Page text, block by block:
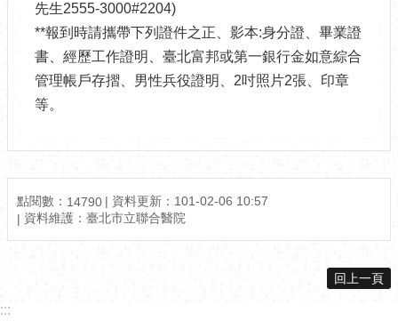
先生2555-3000#2204)
**報到時請攜帶下列證件之正、影本:身分證、畢業證
書、經歷工作證明、臺北富邦或第一銀行金如意綜合
管理帳戶存摺、男性兵役證明、2吋照片2張、印章
等。
點閱數： 14790
資料更新：101-02-06 10:57
資料維護：臺北市立聯合醫院
回上一頁
:::